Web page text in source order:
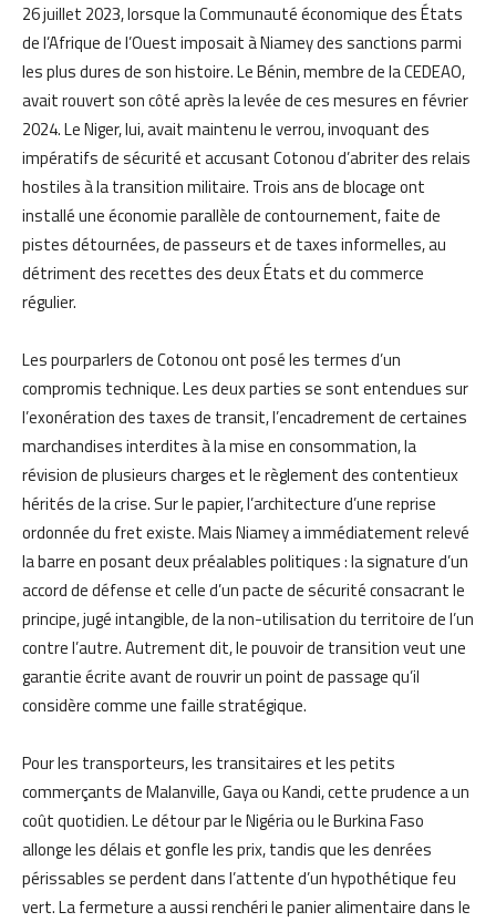
26 juillet 2023, lorsque la Communauté économique des États
de l’Afrique de l’Ouest imposait à Niamey des sanctions parmi
les plus dures de son histoire. Le Bénin, membre de la CEDEAO,
avait rouvert son côté après la levée de ces mesures en février
2024. Le Niger, lui, avait maintenu le verrou, invoquant des
impératifs de sécurité et accusant Cotonou d’abriter des relais
hostiles à la transition militaire. Trois ans de blocage ont
installé une économie parallèle de contournement, faite de
pistes détournées, de passeurs et de taxes informelles, au
détriment des recettes des deux États et du commerce
régulier.
Les pourparlers de Cotonou ont posé les termes d’un
compromis technique. Les deux parties se sont entendues sur
l’exonération des taxes de transit, l’encadrement de certaines
marchandises interdites à la mise en consommation, la
révision de plusieurs charges et le règlement des contentieux
hérités de la crise. Sur le papier, l’architecture d’une reprise
ordonnée du fret existe. Mais Niamey a immédiatement relevé
la barre en posant deux préalables politiques : la signature d’un
accord de défense et celle d’un pacte de sécurité consacrant le
principe, jugé intangible, de la non-utilisation du territoire de l’un
contre l’autre. Autrement dit, le pouvoir de transition veut une
garantie écrite avant de rouvrir un point de passage qu’il
considère comme une faille stratégique.
Pour les transporteurs, les transitaires et les petits
commerçants de Malanville, Gaya ou Kandi, cette prudence a un
coût quotidien. Le détour par le Nigéria ou le Burkina Faso
allonge les délais et gonfle les prix, tandis que les denrées
périssables se perdent dans l’attente d’un hypothétique feu
vert. La fermeture a aussi renchéri le panier alimentaire dans le